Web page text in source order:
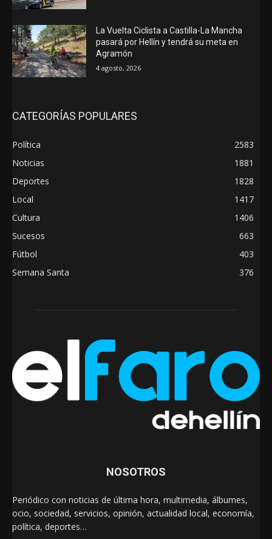
La Vuelta Ciclista a Castilla-La Mancha
pasará por Hellín y tendrá su meta en
Agramón
4 agosto, 2026
CATEGORÍAS POPULARES
Política
2583
Noticias
1881
Deportes
1828
Local
1417
Cultura
1406
Sucesos
663
Fútbol
403
Semana Santa
376
NOSOTROS
Periódico con noticias de última hora, multimedia, álbumes,
ocio, sociedad, servicios, opinión, actualidad local, economía,
política, deportes…